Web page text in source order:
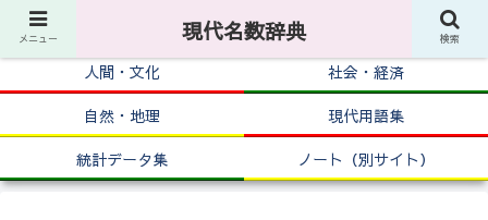
人間・文化
社会・経済
自然・地理
現代用語集
統計データ集
ノート（別サイト）
メニュー 現代名数辞典 検索